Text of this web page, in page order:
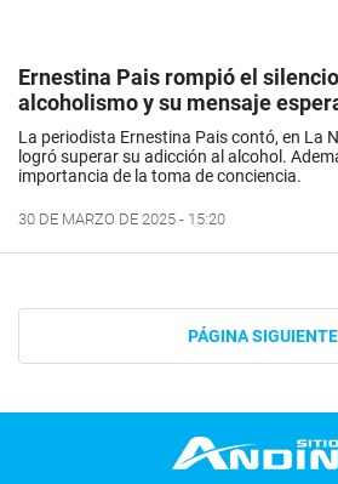
Ernestina Pais rompió el
alcoholismo y su mensaje
La periodista Ernestina Pais contó, en La
logró superar su adicción al alcohol.
importancia de la toma de conciencia.
30 DE MARZO DE 2025 - 15:20
PÁGINA SIGUIENTE